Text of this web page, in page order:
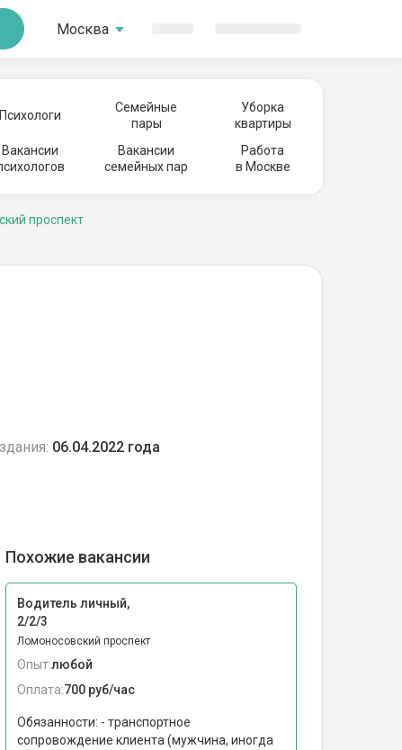
Москва
Психологи
Семейные
пары
Уборка
квартиры
Вакансии
Вакансии
семейных пар
Работа
в Москве
проспект
06.04.2022 года
Похожие вакансии
Водитель личный,
2/2/3
Ломоносовский проспект
Опыт:любой
Оплата:700 руб/час
Обязанности: - транспортное
сопровождение клиента (мужчина, иногда